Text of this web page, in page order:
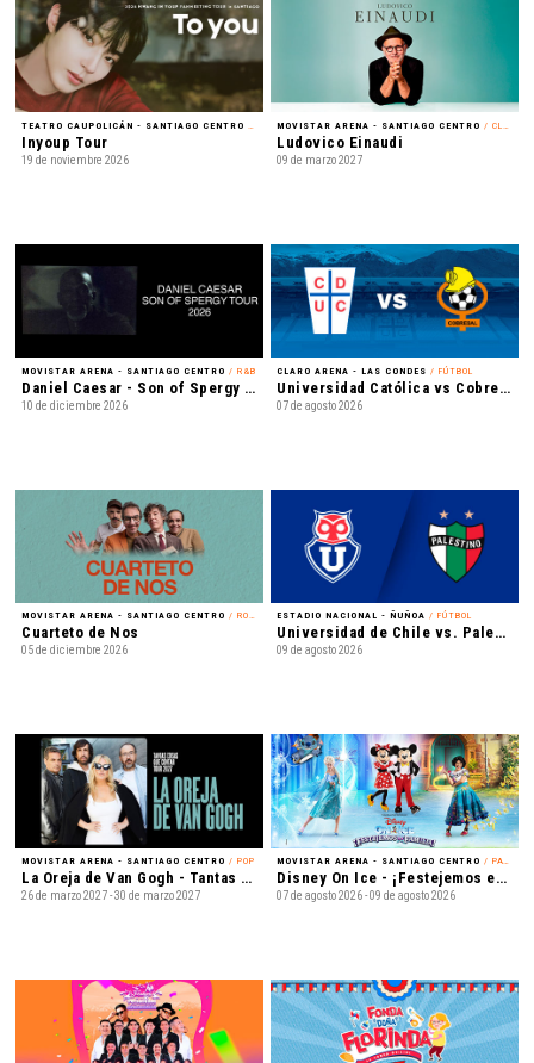
TEATRO CAUPOLICÁN - SANTIAGO CENTRO
Inyoup Tour
19 de noviembre 2026
MOVISTAR ARENA - SANTIAGO CENTRO / CLÁSICA
Ludovico Einaudi
09 de marzo 2027
MOVISTAR ARENA - SANTIAGO CENTRO / R&B
Daniel Caesar - Son of Spergy Tour 2026
10 de diciembre 2026
CLARO ARENA - LAS CONDES / FÚTBOL
Universidad Católica vs Cobresal - Liga de Primera Mercado Libre - Fecha 18
07 de agosto 2026
MOVISTAR ARENA - SANTIAGO CENTRO / ROCK
Cuarteto de Nos
05 de diciembre 2026
ESTADIO NACIONAL - ÑUÑOA / FÚTBOL
Universidad de Chile vs. Palestino - Liga de Primera Mercado Libre - Fecha 18
09 de agosto 2026
MOVISTAR ARENA - SANTIAGO CENTRO / POP
La Oreja de Van Gogh - Tantas cosas que contar Tour 2027
26 de marzo 2027 - 30 de marzo 2027
MOVISTAR ARENA - SANTIAGO CENTRO / PATINAJE EN HIELO
Disney On Ice - ¡Festejemos en Familia!
07 de agosto 2026 - 09 de agosto 2026